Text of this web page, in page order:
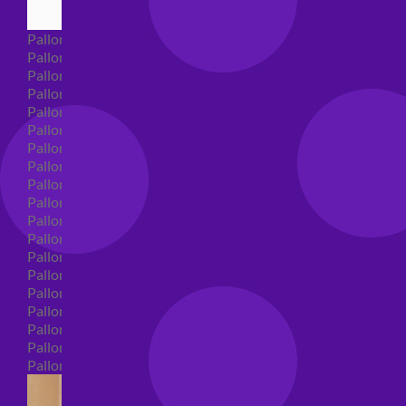
Palloncini Super Shape
Palloncini nascita super shape
Palloncini Battesimo super shape
Palloncini primo compleanno super shape
Palloncini personaggi super shape
Palloncini Comunione super shape
Palloncini cresima super shape
Palloncini laurea super shape
Palloncini compleanno super shape
Palloncini 18 anni super shape
Palloncini 30 anni super shape
Palloncini Altre ricorrenze super shape
Palloncini 40 anni super shape
Palloncini Animali super shape
Palloncini 50 anni super shape
Palloncini 60/70/80/90/100 anni super shape
Palloncini matrimonio super shape
Palloncini anniversario super shape
Palloncini generici super shape